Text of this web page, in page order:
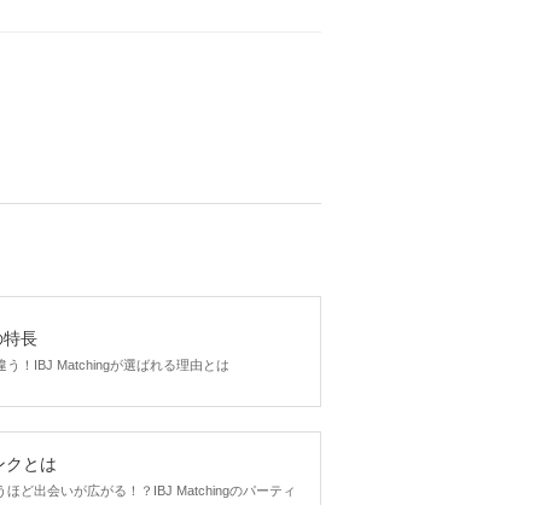
特長
う！IBJ Matchingが選ばれる理由とは
クとは
ほど出会いが広がる！？IBJ Matchingのパーティ